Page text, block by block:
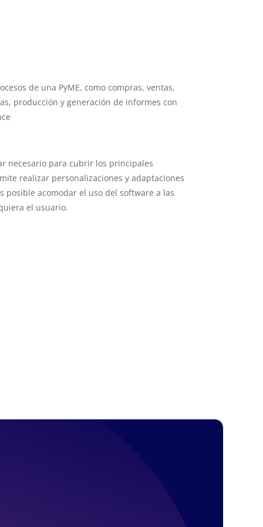
de una PyME, como compras, ventas,
producción y generación de informes con
necesario para cubrir los principales
realizar personalizaciones y adaptaciones
posible acomodar el uso del software a las
el usuario.